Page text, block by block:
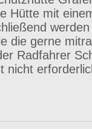
Hütte mit
die gerne
Radfahrer
nicht